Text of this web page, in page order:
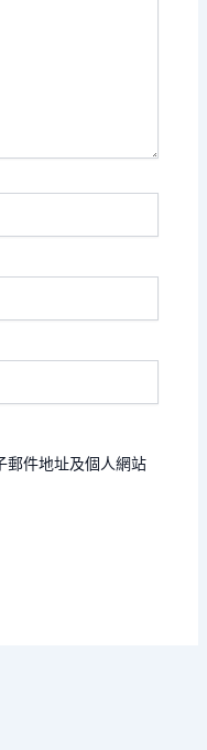
郵件地址及個人網站